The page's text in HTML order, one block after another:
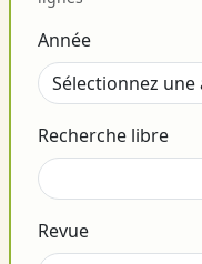
Année
Recherche libre
Revue